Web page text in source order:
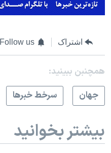
اشتراک Follow us
همچنبن ببینید:
جهان
سرخط خبرها
بیشتر بخوانید